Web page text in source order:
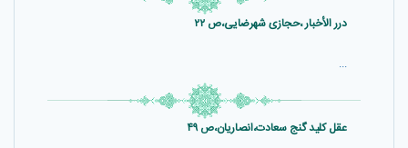
درر الأخبار ،حجازی شهرضایی،ص ۲۲
...
عقل کلید گنج سعادت،انصاریان،ص ۴۹